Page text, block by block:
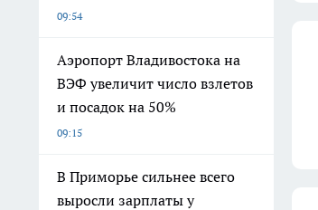
09:54
Аэропорт Владивостока на
ВЭФ увеличит число взлетов
и посадок на 50%
09:15
В Приморье сильнее всего
выросли зарплаты у